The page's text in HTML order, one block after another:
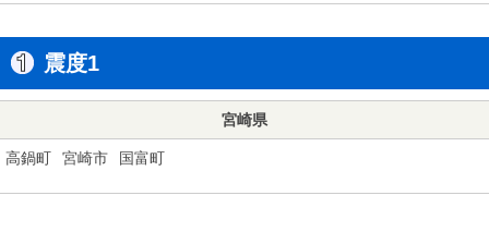
震度1
宮崎県
高鍋町 宮崎市 国富町